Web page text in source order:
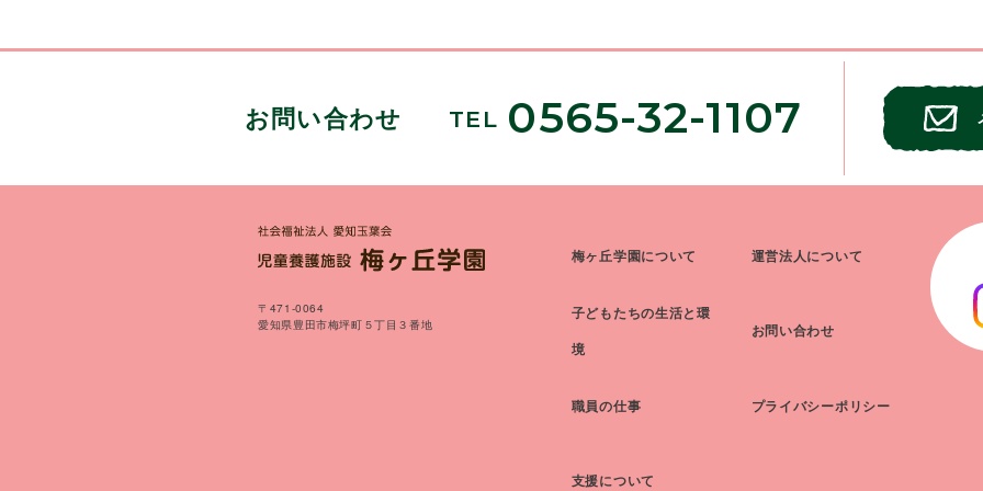
お問い合わせ TEL 0565-32-1107
〒471-0064
愛知県豊田市梅坪町５丁目３番地
梅ヶ丘学園について
子どもたちの生活と環
境
職員の仕事
支援について
運営法人について
お問い合わせ
プライバシーポリシー